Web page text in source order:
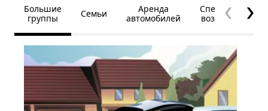
Большие
группы
Семьи
Аренда
автомобилей
Специальные
возможности